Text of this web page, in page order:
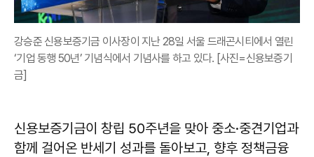
강승준 신용보증기금 이사장이 지난 28일 서울 드래곤시티에서 열린
‘기업 동행 50년’ 기념식에서 기념사를 하고 있다. [사진=신용보증기
금]
신용보증기금이 창립 50주년을 맞아 중소·중견기업과
함께 걸어온 반세기 성과를 돌아보고, 향후 정책금융